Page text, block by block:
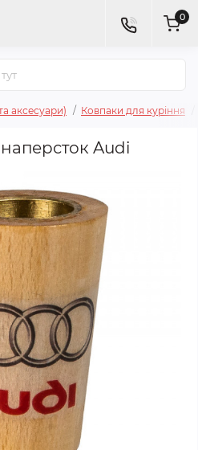
0
аксесуари) Ковпаки для куріння
Audi